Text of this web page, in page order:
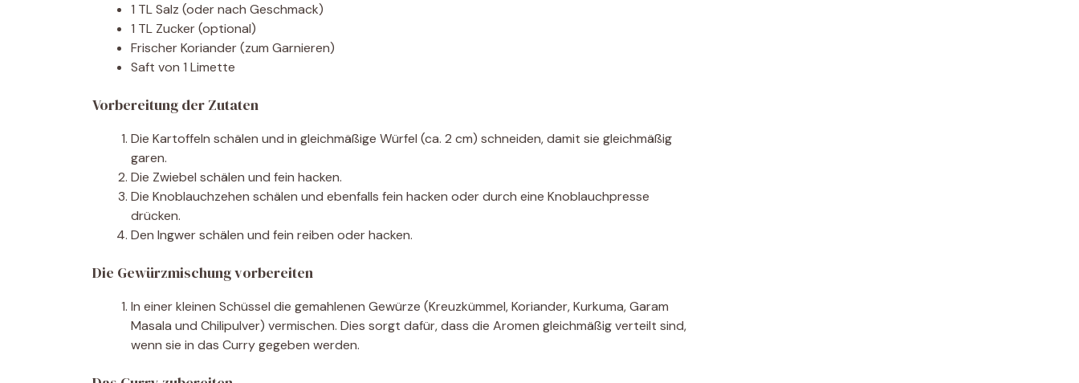
1 TL Salz (oder nach Geschmack)
1 TL Zucker (optional)
Frischer Koriander (zum Garnieren)
Saft von 1 Limette
Vorbereitung der Zutaten
Die Kartoffeln schälen und in gleichmäßige Würfel (ca. 2 cm) schneiden, damit sie gleichmäßig
garen.
Die Zwiebel schälen und fein hacken.
Die Knoblauchzehen schälen und ebenfalls fein hacken oder durch eine Knoblauchpresse
drücken.
Den Ingwer schälen und fein reiben oder hacken.
Die Gewürzmischung vorbereiten
In einer kleinen Schüssel die gemahlenen Gewürze (Kreuzkümmel, Koriander, Kurkuma, Garam
Masala und Chilipulver) vermischen. Dies sorgt dafür, dass die Aromen gleichmäßig verteilt sind,
wenn sie in das Curry gegeben werden.